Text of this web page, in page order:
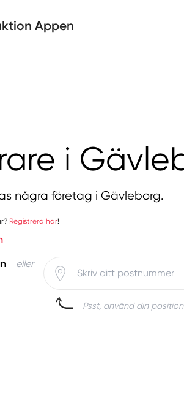
Appen
i
några företag i Gävleborg.
Registrera här!
eller
Psst, använd din